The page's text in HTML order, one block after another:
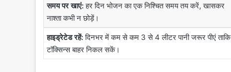
समय पर खाएं:हर दिन भोजन का एक निश्चित समय तय करें, खासकर
नाश्ता कभी न छोड़ें।
हाइड्रेटेड रहें:दिनभर में कम से कम 3 से 4 लीटर पानी जरूर पीएं ताकि
टॉक्सिन्स बाहर निकल सकें।